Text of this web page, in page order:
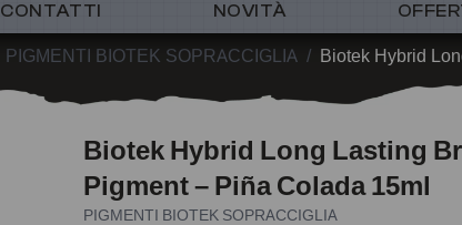
CONTATTI NOVITÀ
PIGMENTI BIOTEK SOPRACCIGLIA / Biotek Hybrid
Biotek Hybrid Long Lasting
Pigment – Piña Colada 15ml
PIGMENTI BIOTEK SOPRACCIGLIA